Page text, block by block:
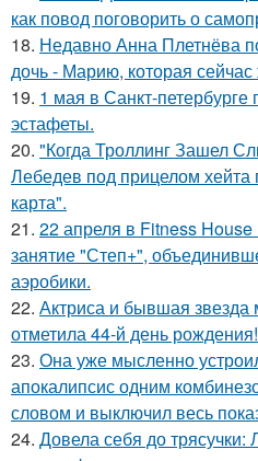
как повод поговорить о
18. Недавно Анна Плетнёва
дочь - Марию, которая
19. 1 мая в Санкт-
эстафеты.
20. "Когда Троллинг Зашел
Лебедев под прицелом хейта
карта".
21. 22 апреля в Fitness
занятие "Степ+",
аэробики.
22. Актриса и бывшая
отметила 44-й день рождения!
23. Она уже мысленно
апокалипсис одним
словом и выключил весь
24. Довела себя до трясучки: